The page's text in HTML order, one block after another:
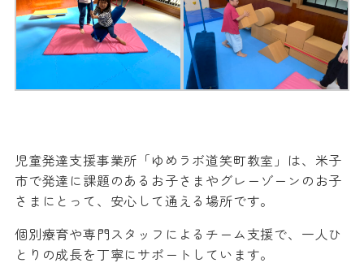
児童発達支援事業所「ゆめラボ道笑町教室」は、米子
市で発達に課題のあるお子さまやグレーゾーンのお子
さまにとって、安心して通える場所です。
個別療育や専門スタッフによるチーム支援で、一人ひ
とりの成長を丁寧にサポートしています。